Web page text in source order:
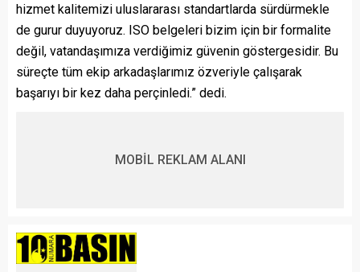
hizmet kalitemizi uluslararası standartlarda sürdürmekle
de gurur duyuyoruz. ISO belgeleri bizim için bir formalite
değil, vatandaşımıza verdiğimiz güvenin göstergesidir. Bu
süreçte tüm ekip arkadaşlarımız özveriyle çalışarak
başarıyı bir kez daha perçinledi.” dedi.
MOBİL REKLAM ALANI